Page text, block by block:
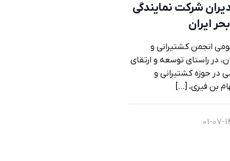
شرکت نمایندگی
ایران
انجمن کشتیرانی و
در راستای توسعه و ارتقای
حوزه کشتیرانی و
بن فیری، […]